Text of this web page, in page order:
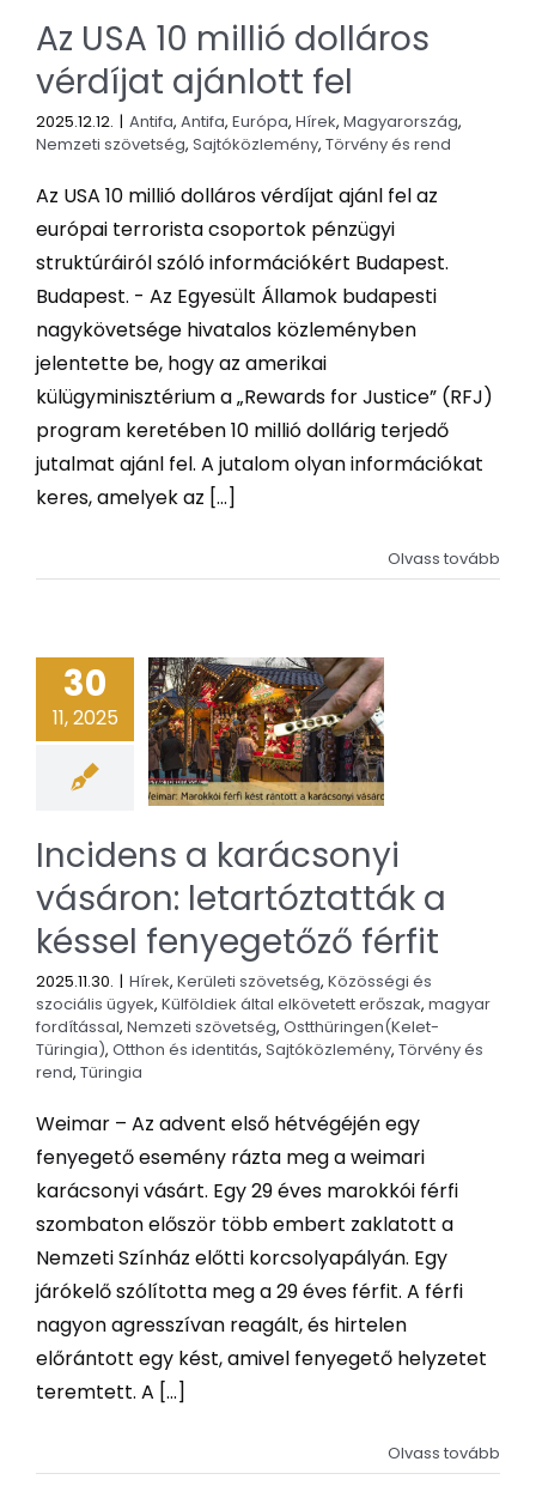
Az USA 10 millió dolláros
vérdíjat ajánlott fel
2025.12.12. | Antifa, Antifa, Európa, Hírek, Magyarország,
Nemzeti szövetség, Sajtóközlemény, Törvény és rend
Az USA 10 millió dolláros vérdíjat ajánl fel az
európai terrorista csoportok pénzügyi
struktúráiról szóló információkért Budapest.
Budapest. - Az Egyesült Államok budapesti
nagykövetsége hivatalos közleményben
jelentette be, hogy az amerikai
külügyminisztérium a „Rewards for Justice” (RFJ)
program keretében 10 millió dollárig terjedő
jutalmat ajánl fel. A jutalom olyan információkat
keres, amelyek az [...]
Olvass tovább
30
11, 2025
Incidens a karácsonyi
vásáron: letartóztatták a
késsel fenyegetőző férfit
2025.11.30. | Hírek, Kerületi szövetség, Közösségi és
szociális ügyek, Külföldiek által elkövetett erőszak, magyar
fordítással, Nemzeti szövetség, Ostthüringen(Kelet-
Türingia), Otthon és identitás, Sajtóközlemény, Törvény és
rend, Türingia
Weimar – Az advent első hétvégéjén egy
fenyegető esemény rázta meg a weimari
karácsonyi vásárt. Egy 29 éves marokkói férfi
szombaton először több embert zaklatott a
Nemzeti Színház előtti korcsolyapályán. Egy
járókelő szólította meg a 29 éves férfit. A férfi
nagyon agresszívan reagált, és hirtelen
előrántott egy kést, amivel fenyegető helyzetet
teremtett. A [...]
Olvass tovább